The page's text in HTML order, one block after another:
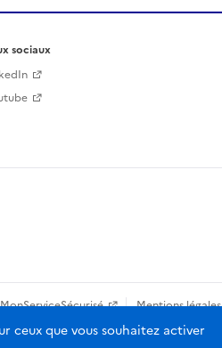
sociaux
Mentions légales
ceux que vous souhaitez activer